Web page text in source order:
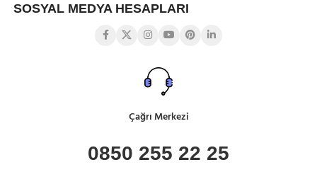
SOSYAL MEDYA HESAPLARI
Çağrı Merkezi
0850 255 22 25